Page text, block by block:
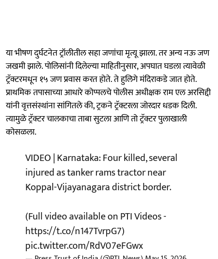
या भीषण दुर्घटनेत ट्रॉलीतील सहा जणांचा मृत्यू झाला. तर अन्य नऊ जण
जखमी झाले. पोलिसांनी दिलेल्या माहितीनुसार, अपघात घडला त्यावेळी
ट्रॅक्टरमधून १५ जण प्रवास करत होते. ते हुलिगे मंदिराकडे जात होते.
प्राथमिक तपासाच्या आधारे कोप्पलचे पोलीस अधीक्षक राम एल अरसिद्दी
यांनी वृत्तसंस्थांना सांगितले की, ट्रकने ट्रॅक्टरला जोरदार धडक दिली.
त्यामुळे ट्रॅक्टर चालकाचा ताबा सुटला आणि तो ट्रॅक्टर पुलाखाली
कोसळला.
VIDEO | Karnataka: Four killed, several
injured as tanker rams tractor near
Koppal-Vijayanagara district border.
(Full video available on PTI Videos -
https://t.co/n147TvrpG7)
pic.twitter.com/RdV07eFGwx